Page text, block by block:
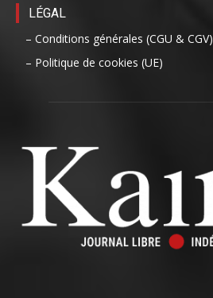
LÉGAL
– Conditions générales (CGU & CGV)
– Politique de cookies (UE)